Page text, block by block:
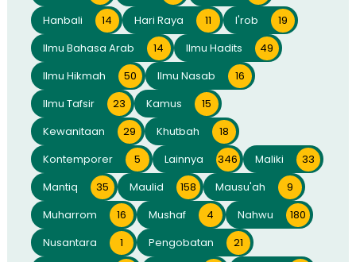
Hanbali
14 Hari Raya 11 I'rob
19
Ilmu Bahasa Arab
14 Ilmu Hadits
49
Ilmu Hikmah
50 Ilmu Nasab
16
Ilmu Tafsir
23 Kamus
15
Kewanitaan
29 Khutbah
18
Kontemporer
5 Lainnya 346 Maliki
33
Mantiq
35 Maulid 158 Mausu'ah
9
Muharrom
16 Mushaf 4 Nahwu
180
Nusantara
1 Pengobatan
21